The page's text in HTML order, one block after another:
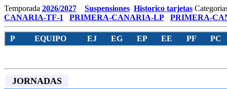
Temporada 2026/2027 Suspensiones Historico tarjetas
CANARIA-TF-1
PRIMERA-CANARIA-LP PRIMERA-
P EQUIPO EJ EG EP EE PF PC
JORNADAS